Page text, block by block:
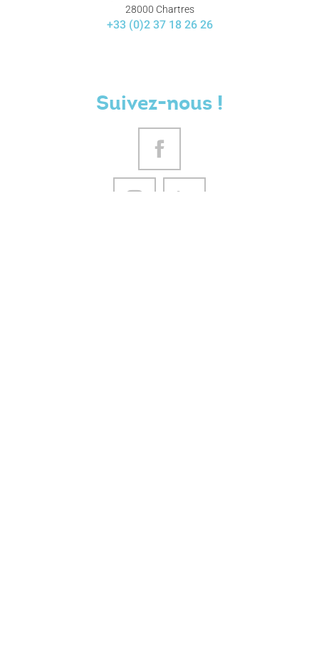
28000 Chartres
+33 (0)2 37 18 26 26
Suivez-nous !